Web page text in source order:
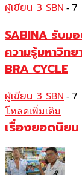
ผู้เขียน 3 SBN - 7
SABINA รับม
ความรู้มหาวิท
BRA CYCLE
ผู้เขียน 3 SBN - 7
โหลดเพิ่มเติม
เรื่องยอดนิยม